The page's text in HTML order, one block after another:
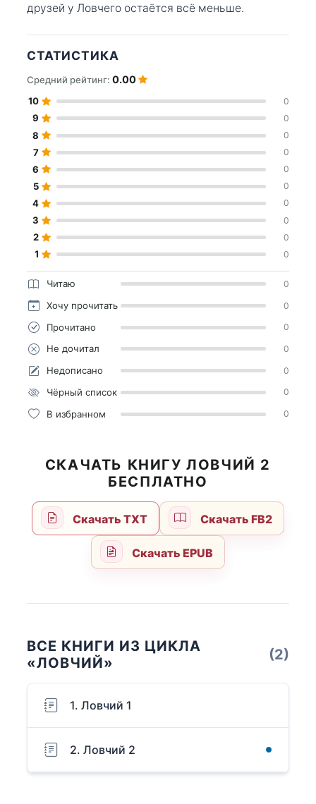
друзей у Ловчего остаётся всё меньше.
СТАТИСТИКА
Средний рейтинг: 0.00
10 0
9 0
8 0
7 0
6 0
5 0
4 0
3 0
2 0
1 0
Читаю 0
Хочу прочитать 0
Прочитано 0
Не дочитал 0
Недописано 0
Чёрный список 0
В избранном 0
СКАЧАТЬ КНИГУ ЛОВЧИЙ 2
БЕСПЛАТНО
Скачать TXT Скачать FB2
Скачать EPUB
ВСЕ КНИГИ ИЗ ЦИКЛА
«ЛОВЧИЙ»
(2)
1. Ловчий 1
2. Ловчий 2